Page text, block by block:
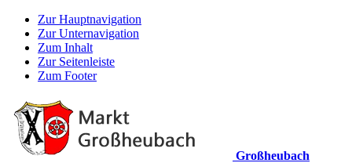
Zur Hauptnavigation
Zur Unternavigation
Zum Inhalt
Zur Seitenleiste
Zum Footer
Großheubach